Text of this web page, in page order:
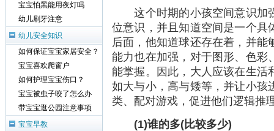
这个时期的小孩空间意识加
位意识，并且知道空间是一个具
后面，他知道球还存在着，并
能力也在加强，对于图形、色彩
能掌握。因此，大人应该在生活
如大与小，高与矮等，并让小孩
类、配对游戏，促进他们逻辑推
(1)谁的多(比较多少)
宝宝怕黑能用夜灯吗
幼儿刷牙注意
幼儿安全知识
如何保证宝宝家居安全？
宝宝喜欢爬窗户
如何护理宝宝伤口？
宝宝被虫子咬了怎么办
带宝宝逛公园注意事项
宝宝早教